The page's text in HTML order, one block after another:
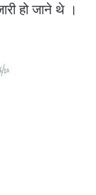
हो जाने थे ।